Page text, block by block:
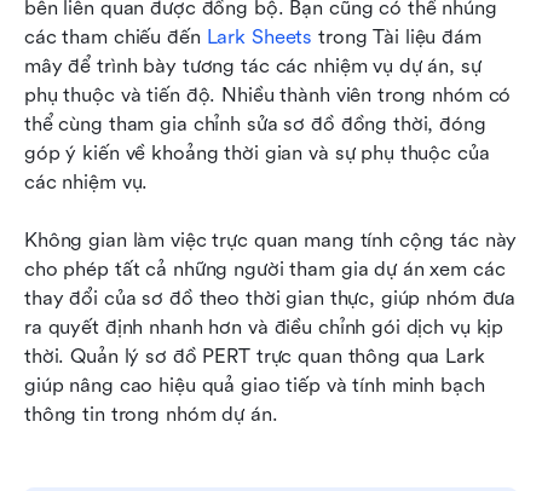
bên liên quan được đồng bộ. Bạn cũng có thể nhúng
các tham chiếu đến Lark Sheets trong Tài liệu đám
mây để trình bày tương tác các nhiệm vụ dự án, sự
phụ thuộc và tiến độ. Nhiều thành viên trong nhóm có
thể cùng tham gia chỉnh sửa sơ đồ đồng thời, đóng
góp ý kiến về khoảng thời gian và sự phụ thuộc của
các nhiệm vụ.
Không gian làm việc trực quan mang tính cộng tác này
cho phép tất cả những người tham gia dự án xem các
thay đổi của sơ đồ theo thời gian thực, giúp nhóm đưa
ra quyết định nhanh hơn và điều chỉnh gói dịch vụ kịp
thời. Quản lý sơ đồ PERT trực quan thông qua Lark
giúp nâng cao hiệu quả giao tiếp và tính minh bạch
thông tin trong nhóm dự án.